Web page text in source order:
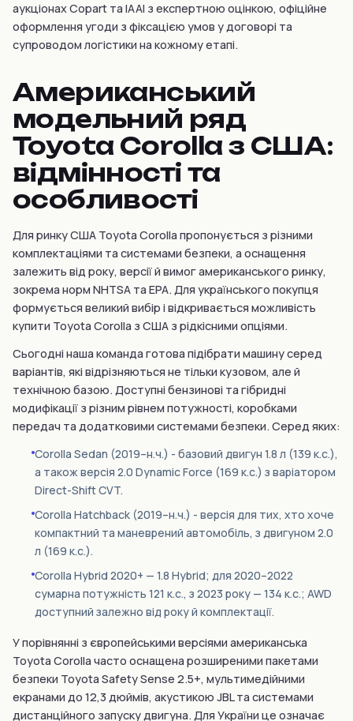
аукціонах Copart та IAAI з експертною оцінкою, офіційне
оформлення угоди з фіксацією умов у договорі та
супроводом логістики на кожному етапі.
Американський
модельний ряд
Toyota Corolla з США:
відмінності та
особливості
Для ринку США Toyota Corolla пропонується з різними
комплектаціями та системами безпеки, а оснащення
залежить від року, версії й вимог американського ринку,
зокрема норм NHTSA та EPA. Для українського покупця
формується великий вибір і відкривається можливість
купити Toyota Corolla з США з рідкісними опціями.
Сьогодні наша команда готова підібрати машину серед
варіантів, які відрізняються не тільки кузовом, але й
технічною базою. Доступні бензинові та гібридні
модифікації з різним рівнем потужності, коробками
передач та додатковими системами безпеки. Серед яких:
Corolla Sedan (2019–н.ч.) - базовий двигун 1.8 л (139 к.с.),
а також версія 2.0 Dynamic Force (169 к.с.) з варіатором
Direct-Shift CVT.
Corolla Hatchback (2019–н.ч.) - версія для тих, хто хоче
компактний та маневрений автомобіль, з двигуном 2.0
л (169 к.с.).
Corolla Hybrid 2020+ — 1.8 Hybrid; для 2020–2022
сумарна потужність 121 к.с., з 2023 року — 134 к.с.; AWD
доступний залежно від року й комплектації.
У порівнянні з європейськими версіями американська
Toyota Corolla часто оснащена розширеними пакетами
безпеки Toyota Safety Sense 2.5+, мультимедійними
екранами до 12,3 дюймів, акустикою JBL та системами
дистанційного запуску двигуна. Для України це означає